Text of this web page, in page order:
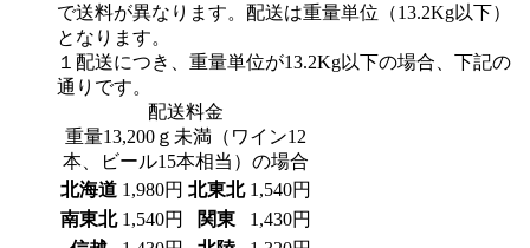
で送料が異なります。配送は重量単位（13.2Kg以下）
となります。
１配送につき、重量単位が13.2Kg以下の場合、下記の
通りです。
配送料金
重量13,200ｇ未満（ワイン12
本、ビール15本相当）の場合
北海道 1,980円 北東北 1,540円
南東北 1,540円 関東
1,430円